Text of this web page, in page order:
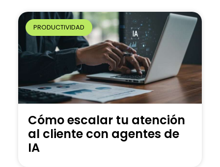
PRODUCTIVIDAD
Cómo escalar tu atención
al cliente con agentes de
IA